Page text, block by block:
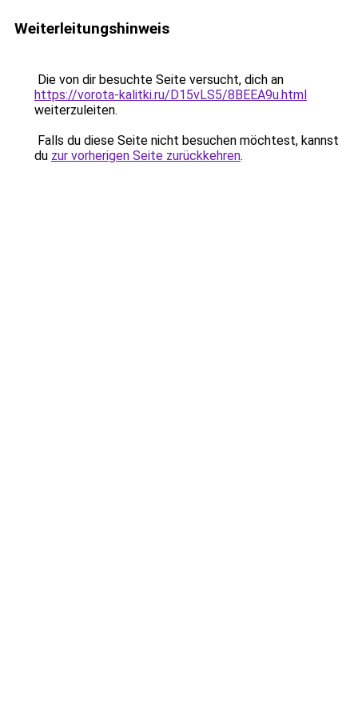
Weiterleitungshinweis
Die von dir besuchte Seite versucht, dich an
https://vorota-kalitki.ru/D15vLS5/8BEEA9u.html
weiterzuleiten.
Falls du diese Seite nicht besuchen möchtest, kannst
du zur vorherigen Seite zurückkehren.